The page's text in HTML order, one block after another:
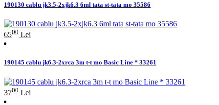
190130 cablu jk3.5-2xjk6.3 6ml tata st-tata mo 35586
6500 Lei
190145 cablu jk6.3-2xrca 3m t-t mo Basic Line * 33261
3700 Lei